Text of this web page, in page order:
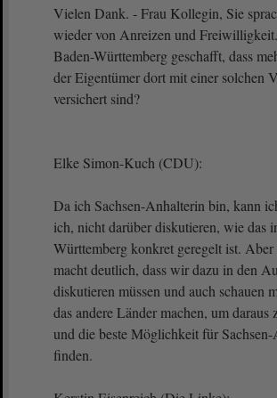
Vielen Dank. - Frau Kollegin, Sie
wieder von Anreizen und
Baden-Württemberg geschafft, dass
der Eigentümer dort mit einer solchen
versichert sind?
Elke Simon-Kuch (CDU):
Da ich Sachsen-Anhalterin bin, kann
ich, nicht darüber diskutieren, wie das
Württemberg konkret geregelt ist. Aber
macht deutlich, dass wir dazu in den
diskutieren müssen und auch schauen
das andere Länder machen, um daraus
und die beste Möglichkeit für
finden.